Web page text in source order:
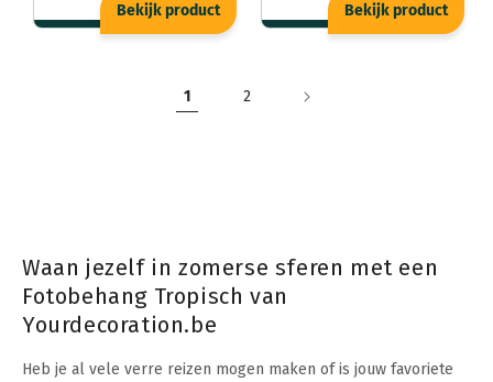
Bekijk product Bekijk product
1 2
Waan jezelf in zomerse sferen met een
Fotobehang Tropisch van
Yourdecoration.be
Heb je al vele verre reizen mogen maken of is jouw favoriete